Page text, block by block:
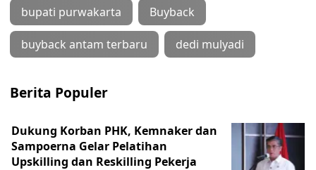
bupati purwakarta Buyback
buyback antam terbaru dedi mulyadi
Berita Populer
Dukung Korban PHK, Kemnaker dan
Sampoerna Gelar Pelatihan
Upskilling dan Reskilling Pekerja